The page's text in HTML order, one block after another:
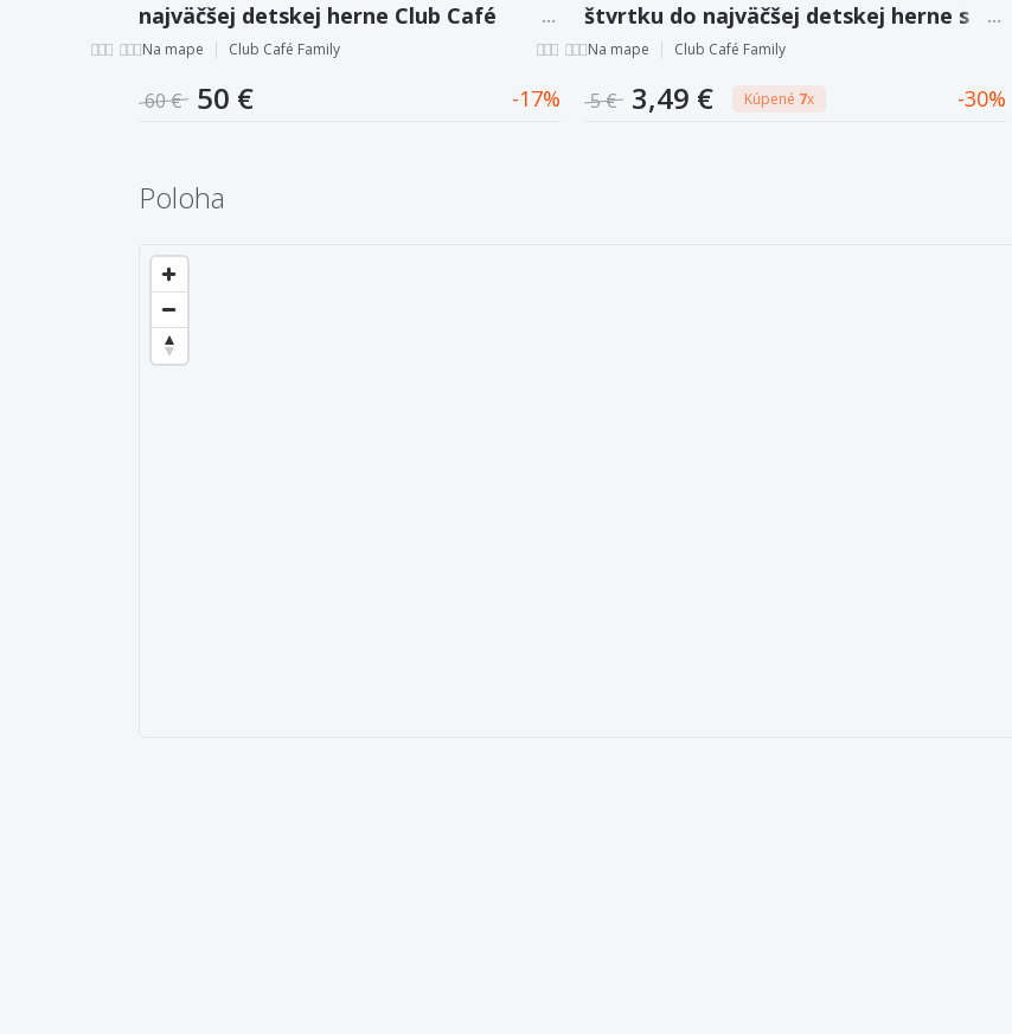
najväčšej detskej herne Club Café
Family s kaviarňou
Na mape Club Café Family
60 € 50 € 17
štvrtku do najväčšej detskej herne s
kaviarňou v B. Bystrici.
Na mape Club Café Family
5 € 3,49 € Kúpené 7x 30
Poloha